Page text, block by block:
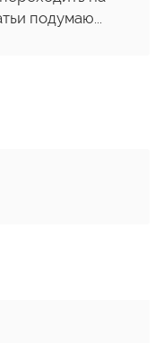
подумаю...